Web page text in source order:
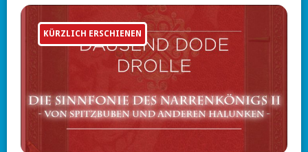
KÜRZLICH ERSCHIENEN